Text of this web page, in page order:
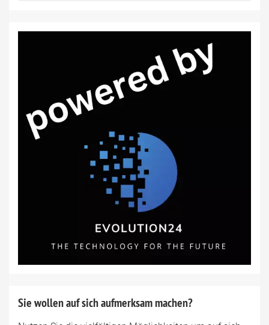
Sie wollen auf sich aufmerksam machen?